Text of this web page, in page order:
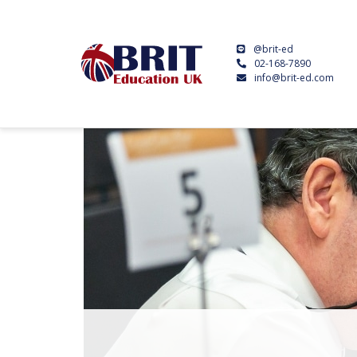
@brit-ed
02-168-7890
info@brit-ed.com